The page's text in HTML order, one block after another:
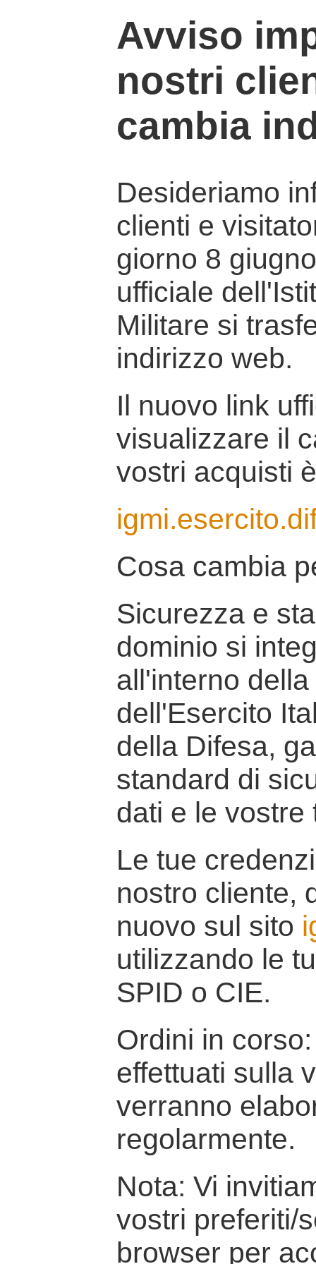
Avviso
nostri
cambia
Desideriamo
clienti e
giorno 8
ufficiale
Militare si
indirizzo web.
Il nuovo link
visualizzare il
vostri acquisti
Cosa cambia
Sicurezza e
dominio si
all'interno
dell'Esercito
della Difesa,
standard di
dati e le vostre
Le tue
nostro cliente,
nuovo sul sito
utilizzando le
SPID o CIE.
Ordini in
effettuati sulla
verranno
regolarmente.
Nota: Vi
vostri preferiti/
browser per